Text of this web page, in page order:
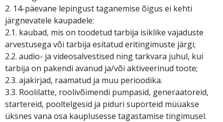
2. 14-päevane lepingust taganemise õigus ei kehti
järgnevatele kaupadele:
2.1. kaubad, mis on toodetud tarbija isiklike vajaduste
arvestusega või tarbija esitatud eritingimuste järgi;
2.2. audio- ja videosalvestised ning tarkvara juhul, kui
tarbija on pakendi avanud ja/või aktiveerinud toote;
2.3. ajakirjad, raamatud ja muu perioodika.
3.3. Roolilatte, roolivõimendi pumpasid, generaatoreid,
startereid, pooltelgesid ja piduri suporteid müüakse
üksnes vana osa kauplusesse tagastamise tingimusel.